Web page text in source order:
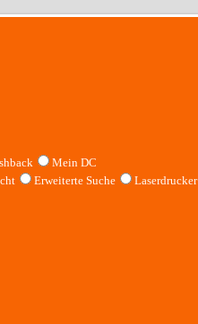
Mein DC
Erweiterte Suche
Laserdrucker